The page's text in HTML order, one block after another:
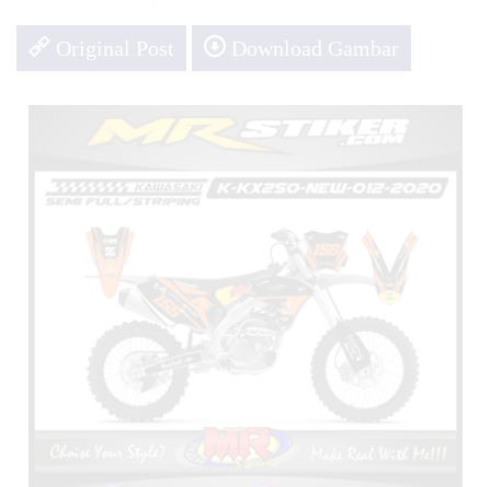
Original Post Download Gambar